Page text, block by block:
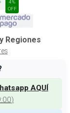
4%
OFF
Regiones
AQUÍ
)